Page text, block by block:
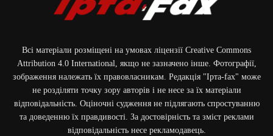
Всі матеріали розміщені на умовах ліцензії Creative Commons
Attribution 4.0 International, якщо не зазначено інше. Фотографії,
зображення належать їх правовласникам. Редакція "Ірта-fax" може
не розділяти точку зору авторів і не несе за їх матеріали
відповідальність. Оціночні судження не підлягають спростуванню
та доведенню їх правдивості. За достовірність та зміст реклами
відповідальність несе рекламодавець.